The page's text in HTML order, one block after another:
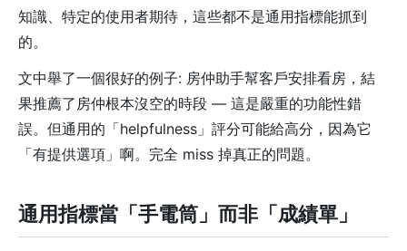
知識、特定的使用者期待，這些都不是通用指標能抓到
的。
文中舉了一個很好的例子: 房仲助手幫客戶安排看房，結
果推薦了房仲根本沒空的時段 — 這是嚴重的功能性錯
誤。但通用的「helpfulness」評分可能給高分，因為它
「有提供選項」啊。完全 miss 掉真正的問題。
通用指標當「手電筒」而非「成績單」